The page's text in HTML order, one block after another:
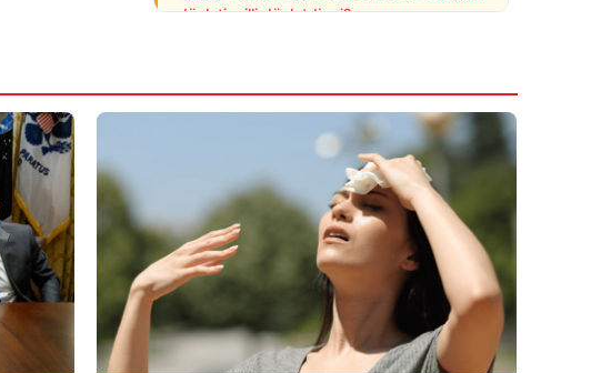
dövləti milli dövlətdirmi?
“Artsax”ın bayrağını müsadirə etdi və…
07:27
Rusiya Kiyevə PUA-larla hücum edib: 3
nəfər ölüb, dağıntılar var
8 Avqust 2026